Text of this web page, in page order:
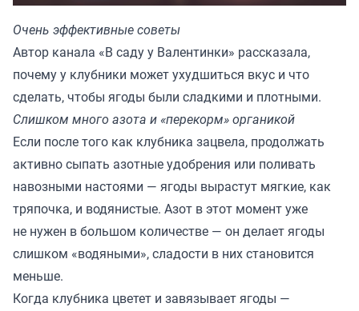
Очень эффективные советы
Автор канала «В саду у Валентинки» рассказала,
почему у клубники может ухудшиться вкус и что
сделать, чтобы ягоды были сладкими и плотными.
Слишком много азота и «перекорм» органикой
Если после того как клубника зацвела, продолжать
активно сыпать азотные удобрения или поливать
навозными настоями — ягоды вырастут мягкие, как
тряпочка, и водянистые. Азот в этот момент уже
не нужен в большом количестве — он делает ягоды
слишком «водяными», сладости в них становится
меньше.
Когда клубника цветет и завязывает ягоды —